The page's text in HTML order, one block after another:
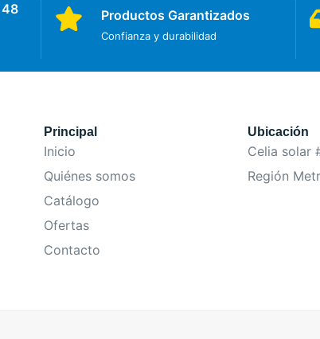
48
Productos Garantizados
Confianza y durabilidad
Principal
Inicio
Quiénes somos
Catálogo
Ofertas
Contacto
Ubicación
Celia solar
Región